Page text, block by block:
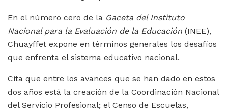
En el número cero de la Gaceta del Instituto
Nacional para la Evaluación de la Educación (INEE),
Chuayffet expone en términos generales los desafíos
que enfrenta el sistema educativo nacional.
Cita que entre los avances que se han dado en estos
dos años está la creación de la Coordinación Nacional
del Servicio Profesional; el Censo de Escuelas,